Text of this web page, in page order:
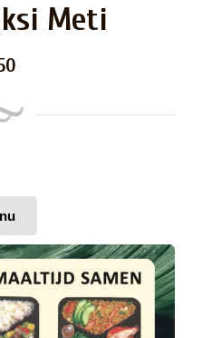
Meti